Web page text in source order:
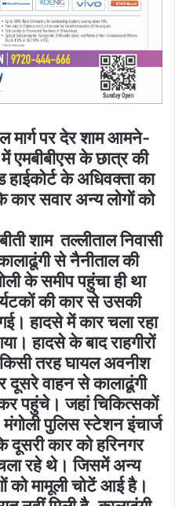
मार्ग पर देर शाम आमने-
एमबीबीएस के छात्र की
हाईकोर्ट के अधिवक्ता का
कार सवार अन्य लोगों को
शाम तल्लीताल निवासी
से नैनीताल की
के समीप पहुंचा ही था
की कार से उसकी
हादसे में कार चला रहा
हादसे के बाद राहगीरों
तरह घायल अवनीश
दूसरे वाहन से कालाढूंगी
पहुंचे। जहां चिकित्सकों
पुलिस स्टेशन इंचार्ज
दूसरी कार को हरिनगर
रहे थे। जिसमें अन्य
को मामूली चोटें आई है।